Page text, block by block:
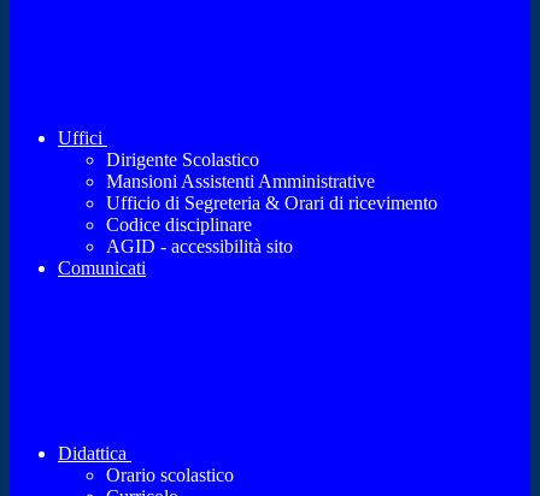
Uffici
Dirigente Scolastico
Mansioni Assistenti Amministrative
Ufficio di Segreteria & Orari di ricevimento
Codice disciplinare
AGID - accessibilità sito
Comunicati
Didattica
Orario scolastico